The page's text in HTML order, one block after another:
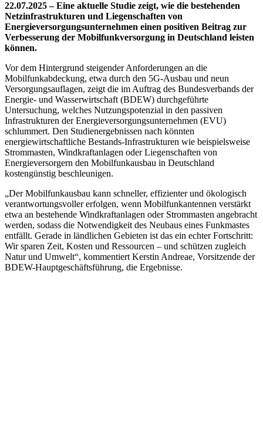
22.07.2025 – Eine aktuelle Studie zeigt, wie die bestehenden
Netzinfrastrukturen und Liegenschaften von
Energieversorgungsunternehmen einen positiven Beitrag zur
Verbesserung der Mobilfunkversorgung in Deutschland leisten
können.
Vor dem Hintergrund steigender Anforderungen an die
Mobilfunkabdeckung, etwa durch den 5G-Ausbau und neun
Versorgungsauflagen, zeigt die im Auftrag des Bundesverbands der
Energie- und Wasserwirtschaft (BDEW) durchgeführte
Untersuchung, welches Nutzungspotenzial in den passiven
Infrastrukturen der Energieversorgungsunternehmen (EVU)
schlummert. Den Studienergebnissen nach könnten
energiewirtschaftliche Bestands-Infrastrukturen wie beispielsweise
Strommasten, Windkraftanlagen oder Liegenschaften von
Energieversorgern den Mobilfunkausbau in Deutschland
kostengünstig beschleunigen.
„Der Mobilfunkausbau kann schneller, effizienter und ökologisch
verantwortungsvoller erfolgen, wenn Mobilfunkantennen verstärkt
etwa an bestehende Windkraftanlagen oder Strommasten angebracht
werden, sodass die Notwendigkeit des Neubaus eines Funkmastes
entfällt. Gerade in ländlichen Gebieten ist das ein echter Fortschritt:
Wir sparen Zeit, Kosten und Ressourcen – und schützen zugleich
Natur und Umwelt“, kommentiert Kerstin Andreae, Vorsitzende der
BDEW-Hauptgeschäftsführung, die Ergebnisse.